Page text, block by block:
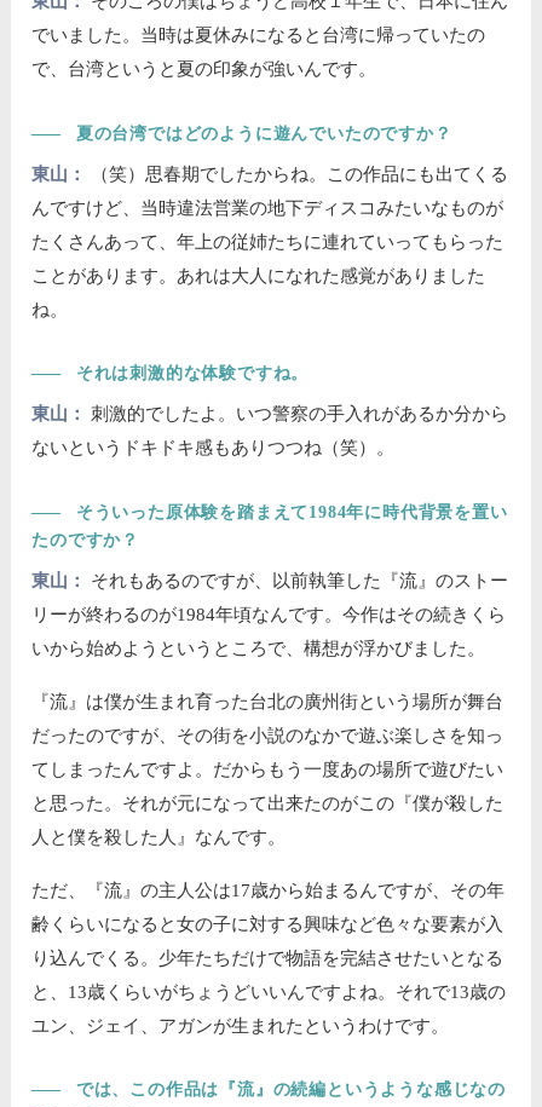
でいました。当時は夏休みになると台湾に帰っていたの
で、台湾というと夏の印象が強いんです。
―― 夏の台湾ではどのように遊んでいたのですか？
東山：
（笑）思春期でしたからね。この作品にも出てくる
んですけど、当時違法営業の地下ディスコみたいなものが
たくさんあって、年上の従姉たちに連れていってもらった
ことがあります。あれは大人になれた感覚がありました
ね。
―― それは刺激的な体験ですね。
東山：
刺激的でしたよ。いつ警察の手入れがあるか分から
ないというドキドキ感もありつつね（笑）。
――
そういった原体験を踏まえて1984年に時代背景を置い
たのですか？
東山：
それもあるのですが、以前執筆した『流』のストー
リーが終わるのが1984年頃なんです。今作はその続きくら
いから始めようというところで、構想が浮かびました。
『流』は僕が生まれ育った台北の廣州街という場所が舞台
だったのですが、その街を小説のなかで遊ぶ楽しさを知っ
てしまったんですよ。だからもう一度あの場所で遊びたい
と思った。それが元になって出来たのがこの『僕が殺した
人と僕を殺した人』なんです。
ただ、『流』の主人公は17歳から始まるんですが、その年
齢くらいになると女の子に対する興味など色々な要素が入
り込んでくる。少年たちだけで物語を完結させたいとなる
と、13歳くらいがちょうどいいんですよね。それで13歳の
ユン、ジェイ、アガンが生まれたというわけです。
――
では、この作品は『流』の続編というような感じなの